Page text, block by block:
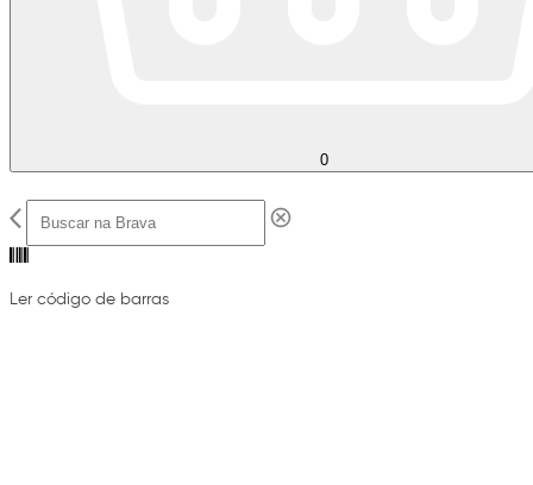
0
Ler código de barras